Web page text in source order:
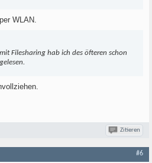
WLAN.
Filesharing hab ich des öfteren schon
Zitieren
#6